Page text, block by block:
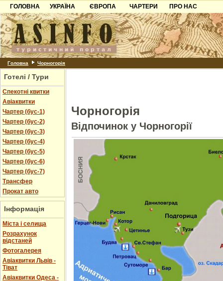
ГОЛОВНА
УКРАЇНА
Карпати
Азов
Причорноморря
Шацьк
ЄВРОПА
Чорногорія
Хорватія
Болгарія
ЧАРТЕРИ
ПРО НАС
Контакти
Партнерам
Додати готель
Головна Чорногорія
Готелі / Тури
Спекотні квитки
Авіаквитки
Чартер (бус-1)
Чартер (бус-2)
Чартер (бус-3)
Чартер (бус-4)
Чартер (бус-5)
Чартер (бус-6)
Чартер (бус-7)
Трансфер
Прокат авто
Інформація
Міста і селища
Розрахунок
відстаней
Фотогалерея
Авіаквитки Львів -
Тіват
Авіаквитки Одеса -
Чорногорія
Відпочинок у Чорногорії